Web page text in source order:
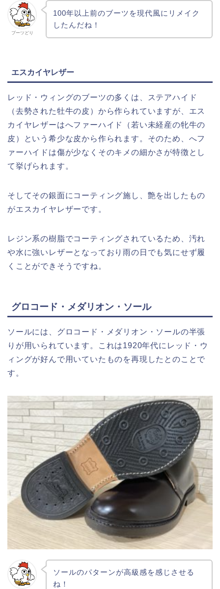
ブーツどり
100年以上前のブーツを現代風にリメイク
したんだね！
エスカイヤレザー
レッド・ウィングのブーツの多くは、ステアハイド
（去勢された牡牛の皮）から作られていますが、エス
カイヤレザーはへファーハイド（若い未経産の牝牛の
皮）という希少な皮から作られます。そのため、へフ
ァーハイドは傷が少なくそのキメの細かさが特徴とし
て挙げられます。
そしてその銀面にコーティング施し、艶を出したもの
がエスカイヤレザーです。
レジン系の樹脂でコーティングされているため、汚れ
や水に強いレザーとなっており雨の日でも気にせず履
くことができそうですね。
グロコード・メダリオン・ソール
ソールには、グロコード・メダリオン・ソールの半張
りが用いられています。これは1920年代にレッド・ウ
ィングが好んで用いていたものを再現したとのことで
す。
ソールのパターンが高級感を感じさせる
ね！